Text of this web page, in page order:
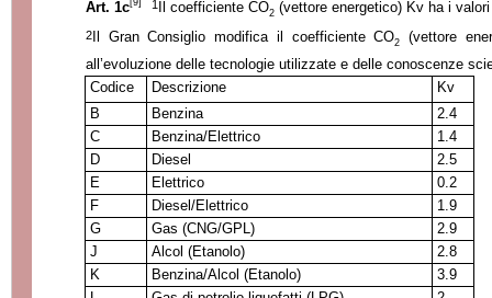
Art. 1c[9] 1 Il coefficiente CO2 (vettore energetico) Kv ha i
2 Il Gran Consiglio modifica il coefficiente CO2
(vettore
all’evoluzione delle tecnologie utilizzate e delle conoscenze
Codice
Descrizione
Kv
B
Benzina
2.4
C
Benzina/Elettrico
1.4
D
Diesel
2.5
E
Elettrico
0.2
F
Diesel/Elettrico
1.9
G
Gas (CNG/GPL)
2.9
J
Alcol (Etanolo)
2.8
K
Benzina/Alcol (Etanolo)
3.9